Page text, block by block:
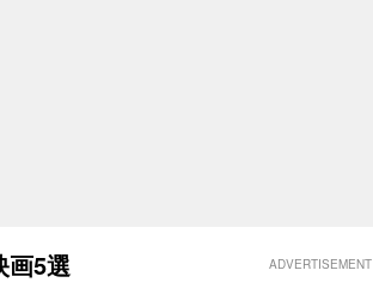
画5選 ADVERTISEMENT